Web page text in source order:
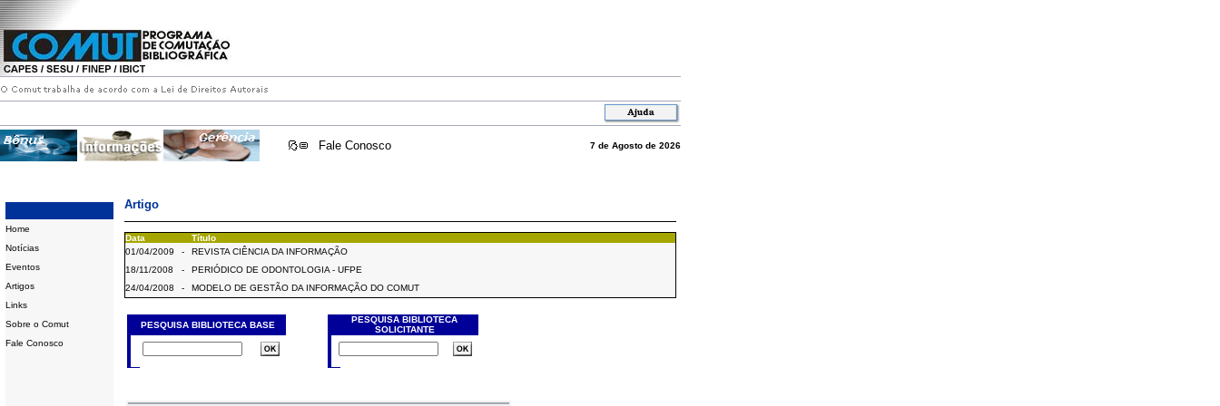
Fale Conosco 7 de Agosto de 2026
Home
Notícias
Eventos
Artigos
Links
Sobre o Comut
Fale Conosco
Artigo
Data
Título
01/04/2009
-
REVISTA CIÊNCIA DA INFORMAÇÃO
18/11/2008
-
PERIÓDICO DE ODONTOLOGIA - UFPE
24/04/2008
- MODELO DE GESTÃO DA INFORMAÇÃO DO COMUT
PESQUISA BIBLIOTECA BASE
PESQUISA BIBLIOTECA
SOLICITANTE